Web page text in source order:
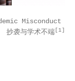
Misconduct
抄袭与学术不端 [1]